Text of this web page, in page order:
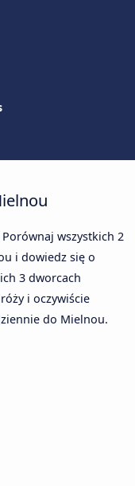
wszystkich 2
i dowiedz się o
3 dworcach
i oczywiście
do Mielnou.